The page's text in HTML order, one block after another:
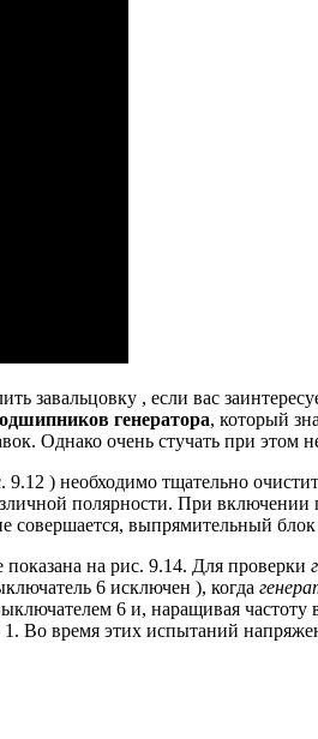
завальцовку , если вас
генератора, который
Однако очень стучать при этом
9.12 ) необходимо тщательно
полярности. При включении
совершается, выпрямительный
на рис. 9.14. Для проверки
6 исключен ), когда
6 и, наращивая частоту
1. Во время этих испытаний